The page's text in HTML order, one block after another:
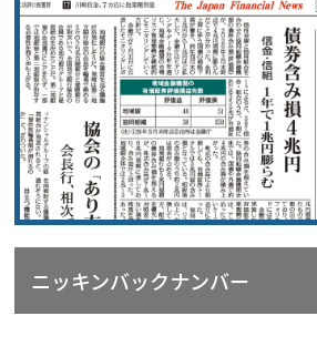
ニッキンバックナンバー